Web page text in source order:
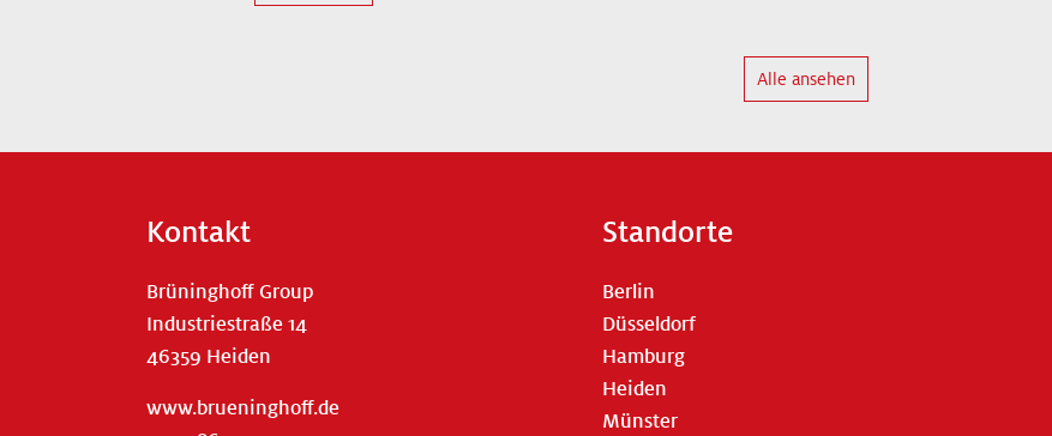
Alle ansehen
Kontakt
Brüninghoff Group
Industriestraße 14
46359 Heiden
www.brueninghoff.de
Standorte
Berlin
Düsseldorf
Hamburg
Heiden
Münster